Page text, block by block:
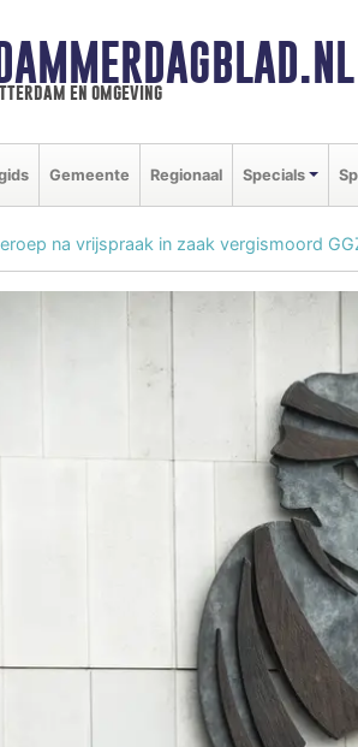
en omgeving
Gemeente Regionaal Specials
na vrijspraak in zaak vergismoord